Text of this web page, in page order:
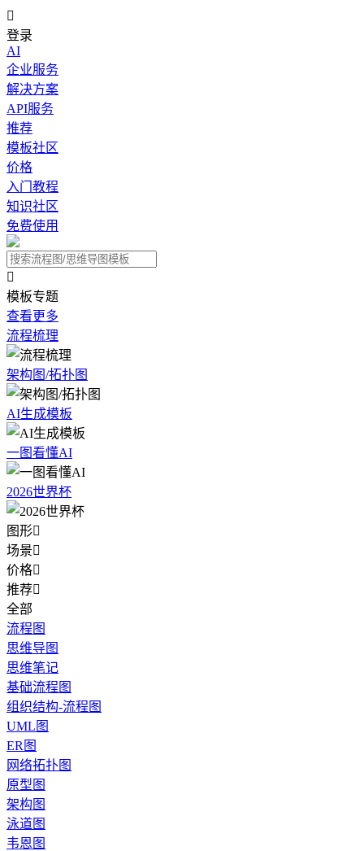

登录
AI
企业服务
解决方案
API服务
推荐
模板社区
价格
入门教程
知识社区
免费使用

模板专题
查看更多
流程梳理
架构图/拓扑图
AI生成模板
一图看懂AI
2026世界杯
图形
场景
价格
推荐
全部
流程图
思维导图
思维笔记
基础流程图
组织结构-流程图
UML图
ER图
网络拓扑图
原型图
架构图
泳道图
韦恩图